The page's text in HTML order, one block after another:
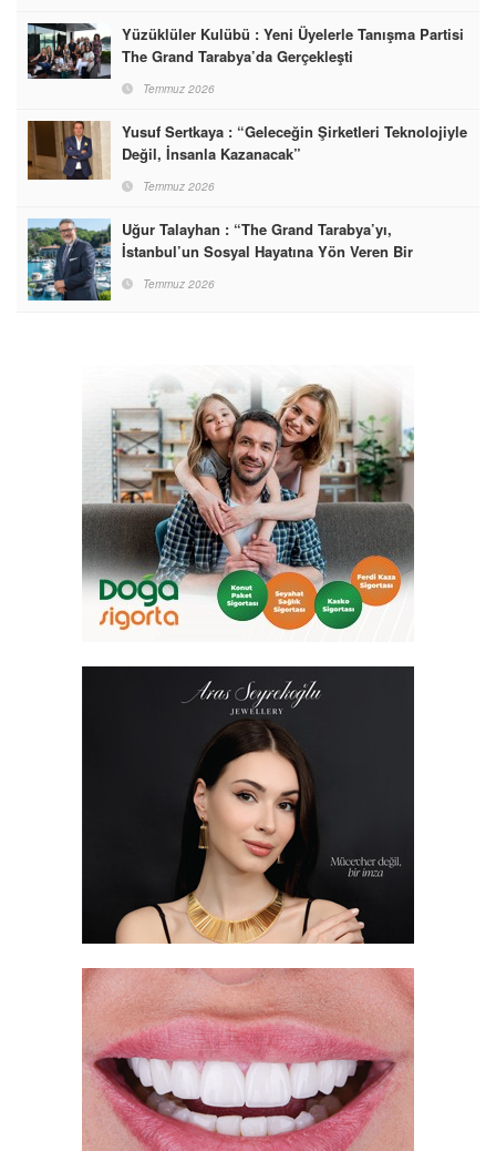
Yüzüklüler Kulübü : Yeni Üyelerle Tanışma Partisi
The Grand Tarabya’da Gerçekleşti
Temmuz 2026
Yusuf Sertkaya : “Geleceğin Şirketleri Teknolojiyle
Değil, İnsanla Kazanacak”
Temmuz 2026
Uğur Talayhan : “The Grand Tarabya’yı,
İstanbul’un Sosyal Hayatına Yön Veren Bir
Destinasyon Haline Getirmeyi Hedefliyorum”
Temmuz 2026